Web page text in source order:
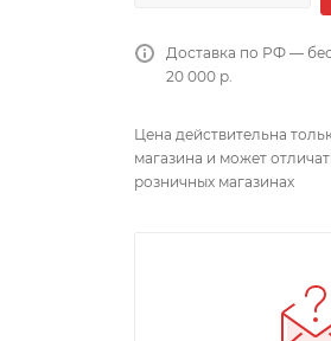
Доставка по РФ —
20 000 р.
Цена действительна
магазина и может
розничных магазинах